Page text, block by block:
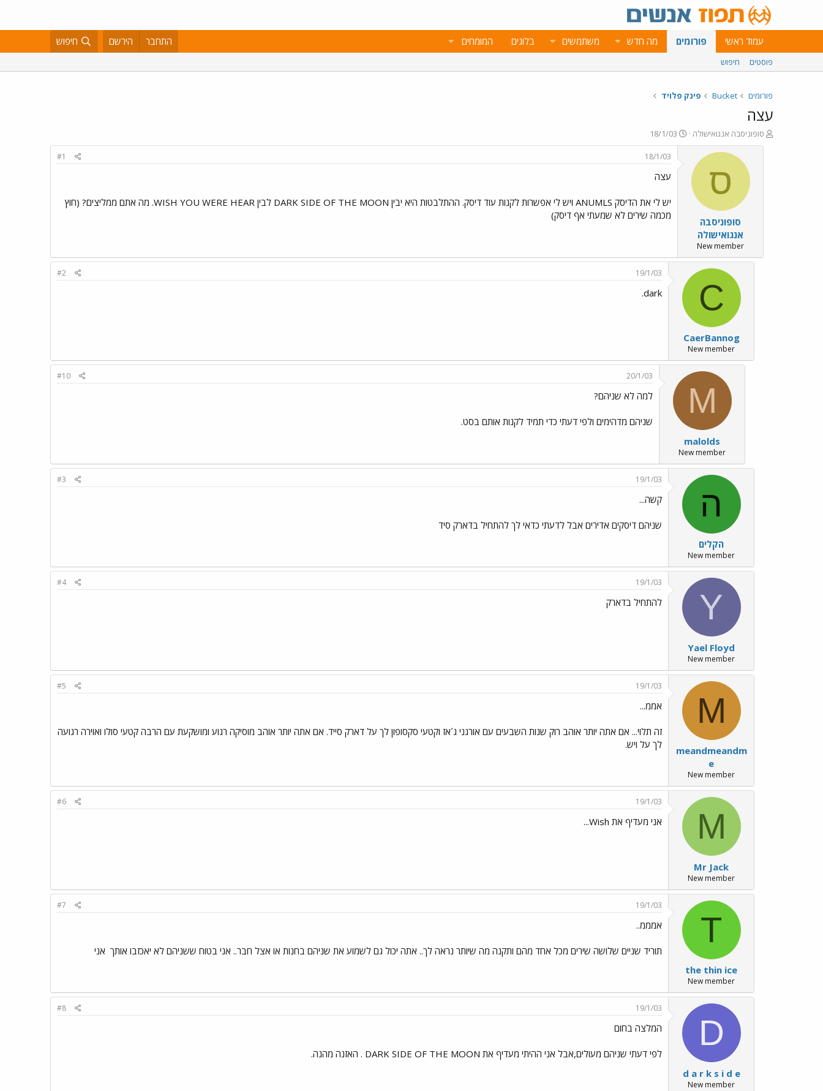
עמוד ראשי פורומים מה חדש משתמשים בלוגים המומחים התחבר הירשם חיפוש
פוסטים חיפוש
פורומים Bucket פינק פלויד
עצה
פ
ו
סופוניסבה אנגואישולה
פ
ו
18/1/03
ס
סופוניסבה
אנגואישולה
New member
18/1/03
#1
עצה
יש לי את הדיסק ANUMLS ויש לי אפשרות לקנות עוד דיסק. ההתלבטות היא יבין DARK SIDE OF THE MOON לבין WISH YOU WERE HEAR. מה אתם ממליצים? (חוץ
מכמה שירים לא שמעתי אף דיסק)
C
CaerBannog
New member
19/1/03
#2
dark.
M
malolds
New member
20/1/03
#10
למה לא שניהם?
שניהם מדהימים ולפי דעתי כדי תמיד לקנות אותם בסט.
ה
הקלים
New member
19/1/03
#3
קשה...
שניהם דיסקים אדירים אבל לדעתי כדאי לך להתחיל בדארק סיד
Y
Yael Floyd
New member
19/1/03
#4
להתחיל בדארק
M
meandmeandm
e
New member
19/1/03
#5
אממ...
זה תלוי... אם אתה יותר אוהב רוק שנות השבעים עם אורגני ג´אז וקטעי סקסופון לך על דארק סייד. אם אתה יותר אוהב מוסיקה רגוע ומושקעת עם הרבה קטעי סולו ואוירה רגועה
לך על ויש.
M
Mr Jack
New member
19/1/03
#6
אני מעדיף את Wish...
T
the thin ice
New member
19/1/03
#7
אמממ..
תוריד שניים שלושה שירים מכל אחד מהם ותקנה מה שיותר נראה לך.. אתה יכול גם לשמוע את שניהם בחנות או אצל חבר.. אני בטוח ששניהם לא יאכזבו אותך אני
D
d a r k s i d e
New member
19/1/03
#8
המלצה בחום
לפי דעתי שניהם מעולים,אבל אני ההיתי מעדיף את DARK SIDE OF THE MOON . האזנה מהנה.